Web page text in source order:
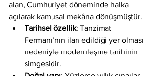
alan, Cumhuriyet döneminde halka
açılarak kamusal mekâna dönüşmüştür.
Tarihsel özellik: Tanzimat
Fermanı’nın ilan edildiği yer olması
nedeniyle modernleşme tarihinin
simgesidir.